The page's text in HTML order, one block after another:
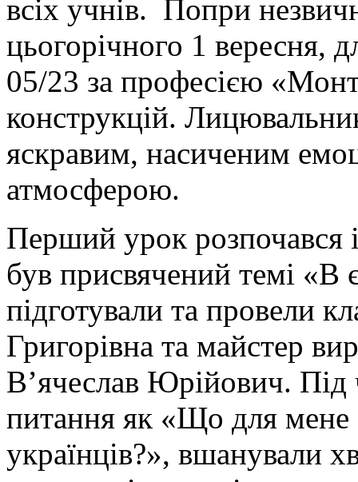
всіх учнів. Попри
цьогорічного 1 вересня,
05/23 за професією
конструкцій.
яскравим, насиченим
атмосферою.
Перший урок розпочався
був присвячений темі «В
підготували та провели
Григорівна та майстер
В’ячеслав Юрійович. Під
питання як «Що для мене
українців?», вшанували